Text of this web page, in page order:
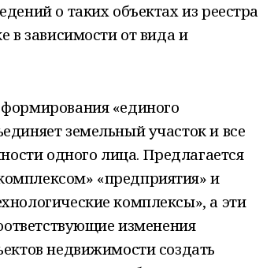
о таких объектах из реестра
в зависимости от вида и
«единого
земельный участок и все
одного лица. Предлагается
«предприятия» и
комплексы», а эти
изменения
недвижимости создать